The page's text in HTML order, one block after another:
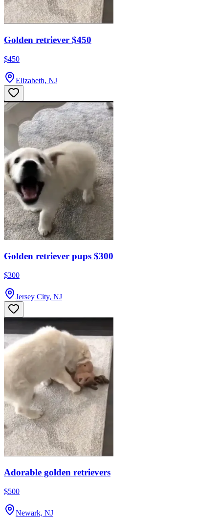
Golden retriever $450
$450
Elizabeth, NJ
Golden retriever pups $300
$300
Jersey City, NJ
Adorable golden retrievers
$500
Newark, NJ